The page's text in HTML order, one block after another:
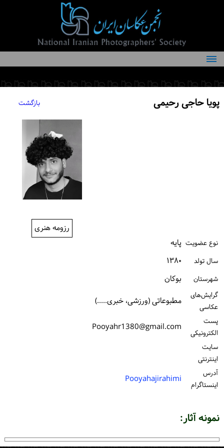
درباره انجمن
کمیته‌های انجمن
پویا حاجی رحیمی بازگشت
رزومه هنری
نوع عضویت پایه
سال تولد ۱۳۸۰
شهرستان بوكان
گرایش‌های
عکاسی
مطبوعاتی (ورزشی، خبری.....)
پست
الكترونیكی
Pooyahr1380@gmail.com
سایت
اینترنتی
آدرس
اینستاگرام
Pooyahajirahimi
نمونه آثار: